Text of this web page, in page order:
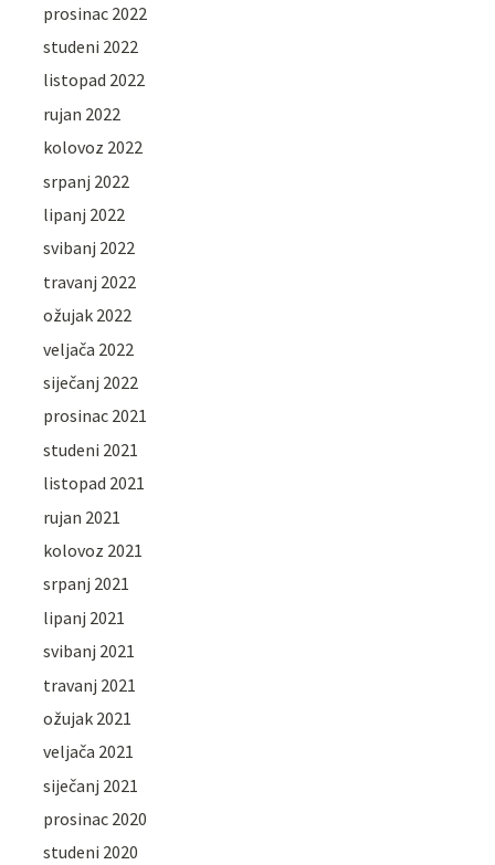
prosinac 2022
studeni 2022
listopad 2022
rujan 2022
kolovoz 2022
srpanj 2022
lipanj 2022
svibanj 2022
travanj 2022
ožujak 2022
veljača 2022
siječanj 2022
prosinac 2021
studeni 2021
listopad 2021
rujan 2021
kolovoz 2021
srpanj 2021
lipanj 2021
svibanj 2021
travanj 2021
ožujak 2021
veljača 2021
siječanj 2021
prosinac 2020
studeni 2020